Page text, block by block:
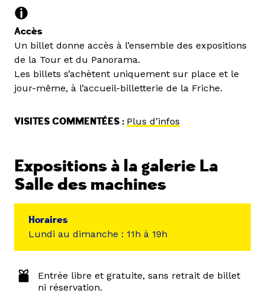
Accès
Un billet donne accès à l’ensemble des expositions
de la Tour et du Panorama.
Les billets s’achètent uniquement sur place et le
jour-même, à l’accueil-billetterie de la Friche.
VISITES COMMENTÉES : Plus d’infos
Expositions à la galerie La
Salle des machines
Horaires
Lundi au dimanche : 11h à 19h
Entrée libre et gratuite, sans retrait de billet
ni réservation.